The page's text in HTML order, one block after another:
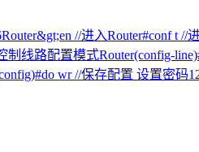
//进入Router#conf t //
制线路配置模式Router(config-
wr //保存配置 设置密码